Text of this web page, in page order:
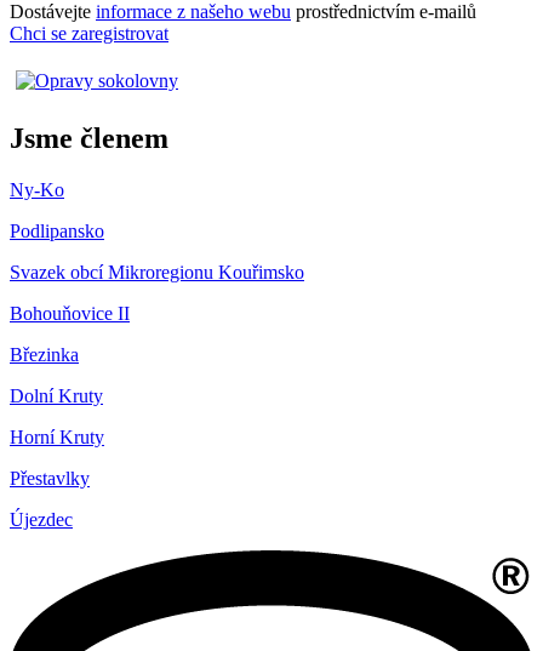
Dostávejte informace z našeho webu prostřednictvím e-mailů
Chci se zaregistrovat
Jsme členem
Ny-Ko
Podlipansko
Svazek obcí Mikroregionu Kouřimsko
Bohouňovice II
Březinka
Dolní Kruty
Horní Kruty
Přestavlky
Újezdec